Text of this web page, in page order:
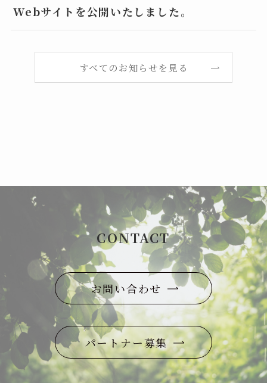
Webサイトを公開いたしました。
すべてのお知らせを見る
CONTACT
お問い合わせ
パートナー募集